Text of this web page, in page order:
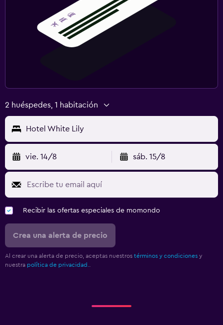
2 huéspedes, 1 habitación
Hotel White Lily
vie. 14/8 sáb. 15/8
Recibir las ofertas especiales de momondo
Crea una alerta de precio
Al crear una alerta de precio, aceptas nuestros términos y condiciones y
nuestra política de privacidad.